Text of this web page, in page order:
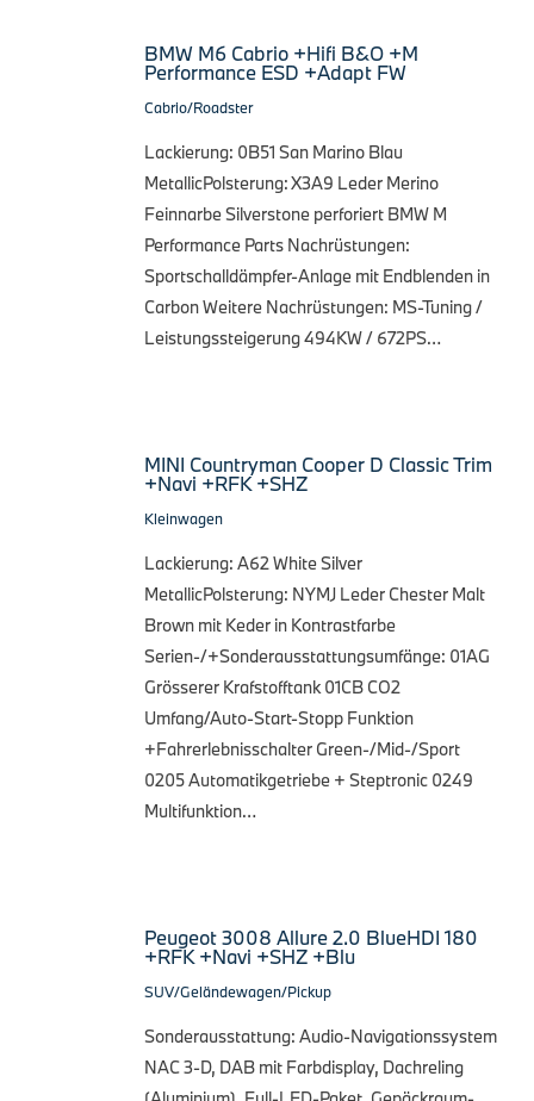
BMW M6 Cabrio +Hifi B&O +M
Performance ESD +Adapt FW
Cabrio/Roadster
Lackierung: 0B51 San Marino Blau
MetallicPolsterung: X3A9 Leder Merino
Feinnarbe Silverstone perforiert BMW M
Performance Parts Nachrüstungen:
Sportschalldämpfer-Anlage mit Endblenden in
Carbon Weitere Nachrüstungen: MS-Tuning /
Leistungssteigerung 494KW / 672PS…
MINI Countryman Cooper D Classic Trim
+Navi +RFK +SHZ
Kleinwagen
Lackierung: A62 White Silver
MetallicPolsterung: NYMJ Leder Chester Malt
Brown mit Keder in Kontrastfarbe
Serien-/+Sonderausstattungsumfänge: 01AG
Grösserer Krafstofftank 01CB CO2
Umfang/Auto-Start-Stopp Funktion
+Fahrerlebnisschalter Green-/Mid-/Sport
0205 Automatikgetriebe + Steptronic 0249
Multifunktion…
Peugeot 3008 Allure 2.0 BlueHDI 180
+RFK +Navi +SHZ +Blu
SUV/Geländewagen/Pickup
Sonderausstattung: Audio-Navigationssystem
NAC 3-D, DAB mit Farbdisplay, Dachreling